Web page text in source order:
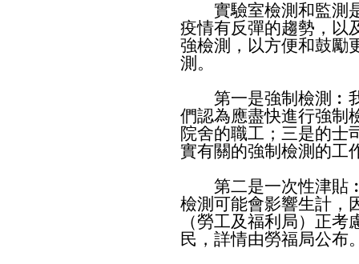
實驗室檢測和監測是
疫情有反彈的趨勢，以
強檢測，以方便和鼓勵
測。
第一是強制檢測︰我
們認為應盡快進行強制
院舍的職工；三是的士
實有關的強制檢測的工
第二是一次性津貼︰
檢測可能會影響生計，
（勞工及福利局）正
民，詳情由勞福局公布